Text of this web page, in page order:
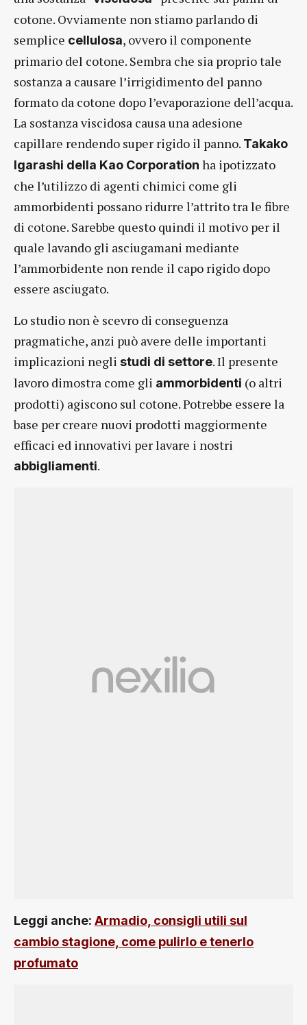
cotone. Ovviamente non stiamo parlando di
semplice cellulosa, ovvero il componente
primario del cotone. Sembra che sia proprio tale
sostanza a causare l’irrigidimento del panno
formato da cotone dopo l’evaporazione dell’acqua.
La sostanza viscidosa causa una adesione
capillare rendendo super rigido il panno. Takako
Igarashi della Kao Corporation ha ipotizzato
che l’utilizzo di agenti chimici come gli
ammorbidenti possano ridurre l’attrito tra le fibre
di cotone. Sarebbe questo quindi il motivo per il
quale lavando gli asciugamani mediante
l’ammorbidente non rende il capo rigido dopo
essere asciugato.
Lo studio non è scevro di conseguenza
pragmatiche, anzi può avere delle importanti
implicazioni negli studi di settore. Il presente
lavoro dimostra come gli ammorbidenti (o altri
prodotti) agiscono sul cotone. Potrebbe essere la
base per creare nuovi prodotti maggiormente
efficaci ed innovativi per lavare i nostri
abbigliamenti.
Leggi anche: Armadio, consigli utili sul
cambio stagione, come pulirlo e tenerlo
profumato